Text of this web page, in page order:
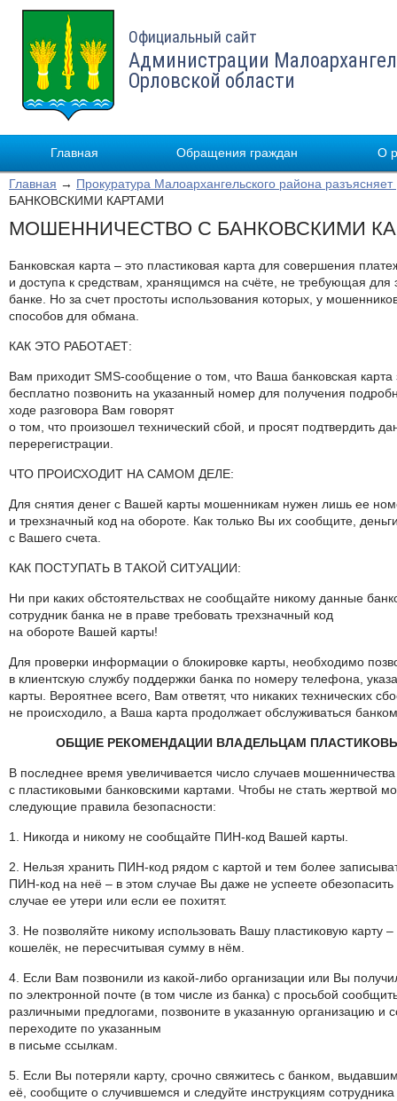
Официальный сайт
Администрации
Орловской области
Главная Обращения граждан О
Главная → Прокуратура Малоархангельского района разъясняет
БАНКОВСКИМИ КАРТАМИ
МОШЕННИЧЕСТВО С БАНКОВСКИМИ
Банковская карта – это пластиковая карта для совершения
и доступа к средствам, хранящимся на счёте, не требующая для
банке. Но за счет простоты использования которых, у
способов для обмана.
КАК ЭТО РАБОТАЕТ:
Вам приходит SMS-сообщение о том, что Ваша банковская карта
бесплатно позвонить на указанный номер для получения
ходе разговора Вам говорят
о том, что произошел технический сбой, и просят подтвердить
перерегистрации.
ЧТО ПРОИСХОДИТ НА САМОМ ДЕЛЕ:
Для снятия денег с Вашей карты мошенникам нужен лишь ее
и трехзначный код на обороте. Как только Вы их сообщите,
с Вашего счета.
КАК ПОСТУПАТЬ В ТАКОЙ СИТУАЦИИ:
Ни при каких обстоятельствах не сообщайте никому данные
сотрудник банка не в праве требовать трехзначный код
на обороте Вашей карты!
Для проверки информации о блокировке карты, необходимо
в клиентскую службу поддержки банка по номеру телефона,
карты. Вероятнее всего, Вам ответят, что никаких технических
не происходило, а Ваша карта продолжает обслуживаться
ОБЩИЕ РЕКОМЕНДАЦИИ ВЛАДЕЛЬЦАМ
В последнее время увеличивается число случаев мошенничества
с пластиковыми банковскими картами. Чтобы не стать жертвой
следующие правила безопасности:
1. Никогда и никому не сообщайте ПИН-код Вашей карты.
2. Нельзя хранить ПИН-код рядом с картой и тем более
ПИН-код на неё – в этом случае Вы даже не успеете обезопасить
случае ее утери или если ее похитят.
3. Не позволяйте никому использовать Вашу пластиковую карту –
кошелёк, не пересчитывая сумму в нём.
4. Если Вам позвонили из какой-либо организации или Вы
по электронной почте (в том числе из банка) с просьбой
различными предлогами, позвоните в указанную организацию
переходите по указанным
в письме ссылкам.
5. Если Вы потеряли карту, срочно свяжитесь с банком,
её, сообщите о случившемся и следуйте инструкциям